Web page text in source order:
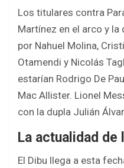
Los titulares contra
Martínez en el arco y
por Nahuel Molina,
Otamendi y Nicolás
estarían Rodrigo De
Mac Allister. Lionel
con la dupla Julián
La actualidad
El Dibu llega a esta